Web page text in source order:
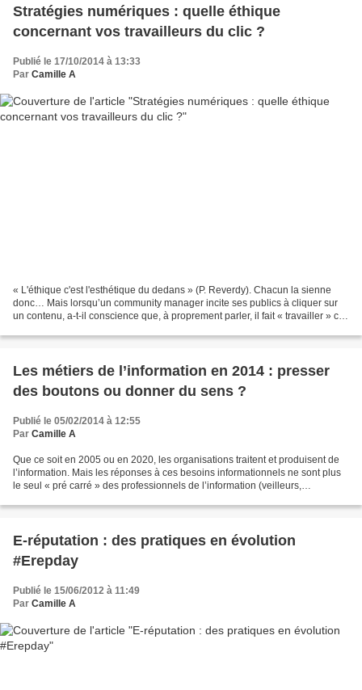
Stratégies numériques : quelle éthique
concernant vos travailleurs du clic ?
Publié le 17/10/2014 à 13:33
Par Camille A
« L'éthique c'est l'esthétique du dedans » (P. Reverdy). Chacun la sienne
donc… Mais lorsqu’un community manager incite ses publics à cliquer sur
un contenu, a-t-il conscience que, à proprement parler, il fait « travailler » ces
Les métiers de l’information en 2014 : presser
des boutons ou donner du sens ?
Publié le 05/02/2014 à 12:55
Par Camille A
Que ce soit en 2005 ou en 2020, les organisations traitent et produisent de
l’information. Mais les réponses à ces besoins informationnels ne sont plus
le seul « pré carré » des professionnels de l’information (veilleurs,
E-réputation : des pratiques en évolution
#Erepday
Publié le 15/06/2012 à 11:49
Par Camille A